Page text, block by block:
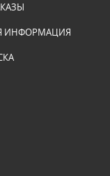
ИНФОРМАЦИЯ